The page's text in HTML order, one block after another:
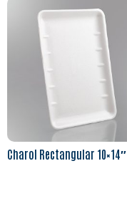
Charol Rectangular 10×14″